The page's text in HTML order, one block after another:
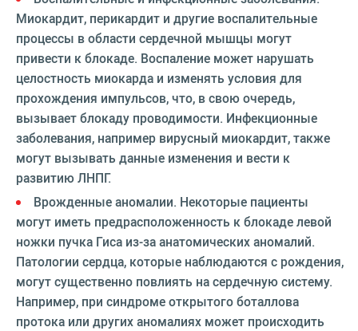
Миокардит, перикардит и другие воспалительные
процессы в области сердечной мышцы могут
привести к блокаде. Воспаление может нарушать
целостность миокарда и изменять условия для
прохождения импульсов, что, в свою очередь,
вызывает блокаду проводимости. Инфекционные
заболевания, например вирусный миокардит, также
могут вызывать данные изменения и вести к
развитию ЛНПГ.
Врожденные аномалии. Некоторые пациенты
могут иметь предрасположенность к блокаде левой
ножки пучка Гиса из-за анатомических аномалий.
Патологии сердца, которые наблюдаются с рождения,
могут существенно повлиять на сердечную систему.
Например, при синдроме открытого боталлова
протока или других аномалиях может происходить